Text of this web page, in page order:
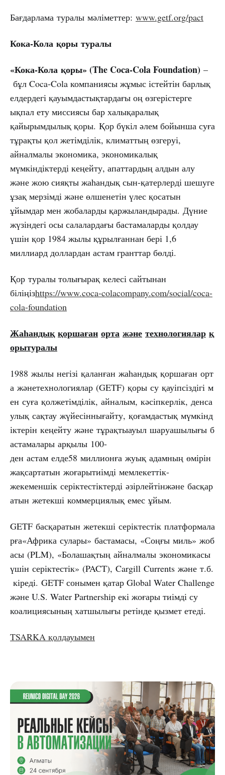
Бағдарлама туралы мәліметтер: www.getf.org/pact
Кока-Кола қоры туралы
«Кока-Кола қоры» (The Coca-Cola Foundation) –
бұл Coca-Cola компаниясы жұмыс істейтін барлық
елдердегі қауымдастықтардағы оң өзгерістерге
ықпал ету миссиясы бар халықаралық
қайырымдылық қоры. Қор бүкіл әлем бойынша суға
тұрақты қол жетімділік, климаттың өзгеруі,
айналмалы экономика, экономикалық
мүмкіндіктерді кеңейту, апаттардың алдын алу
және жою сияқты жаһандық сын-қатерлерді шешуге
ұзақ мерзімді және өлшенетін үлес қосатын
ұйымдар мен жобаларды қаржыландырады. Дүние
жүзіндегі осы салалардағы бастамаларды қолдау
үшін қор 1984 жылы құрылғаннан бері 1,6
миллиард доллардан астам гранттар бөлді.
Қор туралы толығырақ келесі сайтынан
біліңізhttps://www.coca-colacompany.com/social/coca-
cola-foundation
Жаһандық қоршаған орта және технологиялар қ
орытуралы
1988 жылы негізі қаланған жаһандық қоршаған орт
а жәнетехнологиялар (GETF) қоры су қауіпсіздігі м
ен суға қолжетімділік, айналым, кәсіпкерлік, денса
улық сақтау жүйесіннығайту, қоғамдастық мүмкінд
іктерін кеңейту және тұрақтыауыл шаруашылығы б
астамалары арқылы 100-
ден астам елде58 миллионға жуық адамның өмірін
жақсартатын жоғарытиімді мемлекеттік-
жекеменшік серіктестіктерді әзірлейтінжәне басқар
атын жетекші коммерциялық емес ұйым.
GETF басқаратын жетекші серіктестік платформала
рға«Африка сулары» бастамасы, «Соңғы миль» жоб
асы (PLM), «Болашақтың айналмалы экономикасы
үшін серіктестік» (PACT), Cargill Currents және т.б.
кіреді. GETF сонымен қатар Global Water Challenge
және U.S. Water Partnership екі жоғары тиімді су
коалициясының хатшылығы ретінде қызмет етеді.
TSARKA қолдауымен